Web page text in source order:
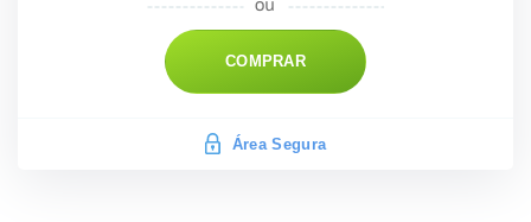
COMPRAR
Área Segura